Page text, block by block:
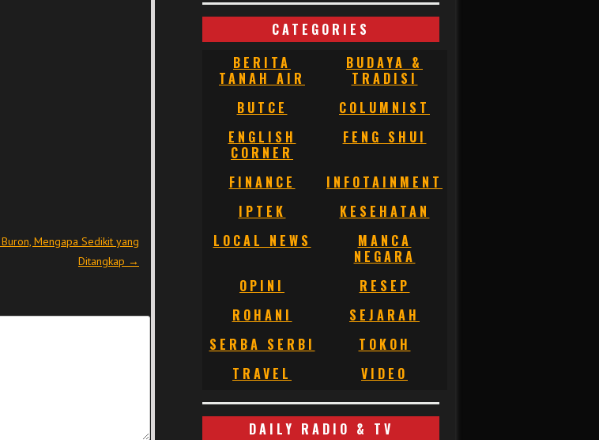
Mengapa Sedikit yang
Ditangkap →
CATEGORIES
BERITA
TANAH AIR
BUDAYA &
TRADISI
BUTCE
COLUMNIST
ENGLISH
CORNER
FENG SHUI
FINANCE
INFOTAINMENT
IPTEK
KESEHATAN
LOCAL NEWS
MANCA
NEGARA
OPINI
RESEP
ROHANI
SEJARAH
SERBA SERBI
TOKOH
TRAVEL
VIDEO
DAILY RADIO & TV